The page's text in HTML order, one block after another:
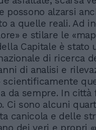
possono alzarsi
a quelle reali. Ad
e stilare le
Capitale è stato
di ricerca
di analisi e
scientificamente
da sempre. In città
Ci sono alcuni
canicola e delle
dei veri e propri